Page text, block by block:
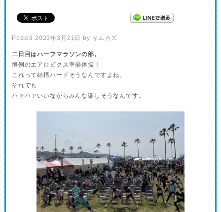
Posted 2023年3月21日 by キムカズ
二日目はハーフマラソンの部。
恒例のエアロビクス準備体操！
これって結構ハードそうなんですよね。
それでも
ハァハァいいながらみんな楽しそうなんです。